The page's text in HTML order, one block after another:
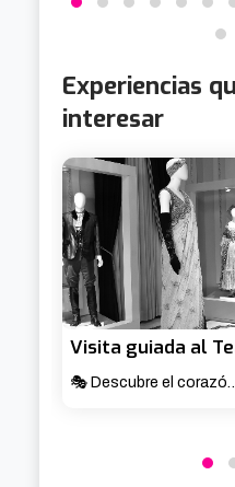
Experiencias
interesar
🎭 Descubre el